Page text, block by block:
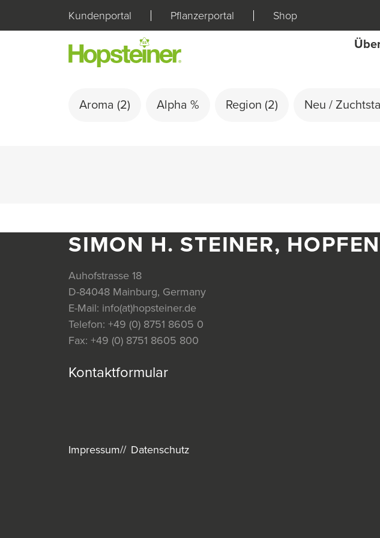
Kundenportal Pflanzerportal Shop
Aroma (2) Alpha % Region (2) Neu /
SIMON H. STEINER,
Auhofstrasse 18
D-84048 Mainburg, Germany
E-Mail: info(at)hopsteiner.de
Telefon: +49 (0) 8751 8605 0
Fax: +49 (0) 8751 8605 800
Kontaktformular
Impressum Datenschutz